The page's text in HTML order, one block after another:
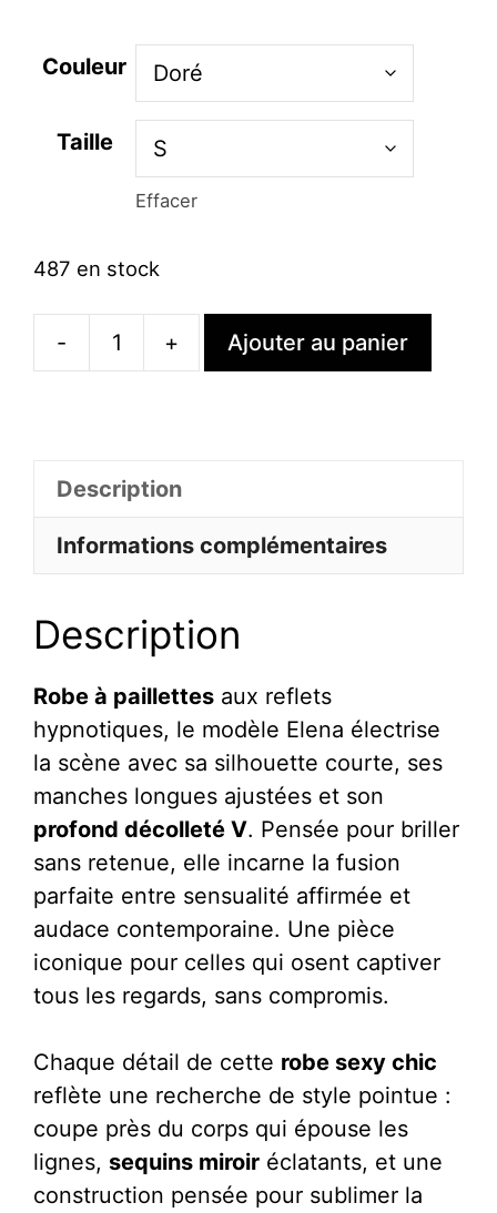
Couleur
Taille
Effacer
487 en stock
-
quantité
Courte
À
Longues
Et
Profond
Décolleté
V
Sequins
Miroir
-
Elena
+ Ajouter au panier
Description
Informations complémentaires
Description
Robe à paillettes aux reflets
hypnotiques, le modèle Elena électrise
la scène avec sa silhouette courte, ses
manches longues ajustées et son
profond décolleté V. Pensée pour briller
sans retenue, elle incarne la fusion
parfaite entre sensualité affirmée et
audace contemporaine. Une pièce
iconique pour celles qui osent captiver
tous les regards, sans compromis.
Chaque détail de cette robe sexy chic
reflète une recherche de style pointue :
coupe près du corps qui épouse les
lignes, sequins miroir éclatants, et une
construction pensée pour sublimer la